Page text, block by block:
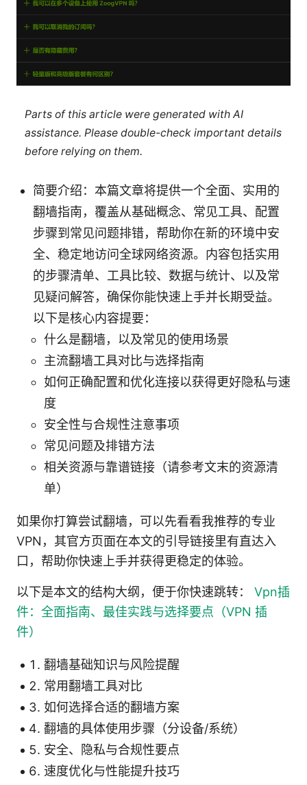
Parts of this article were generated with AI
assistance. Please double-check important details
before relying on them.
简要介绍：本篇文章将提供一个全面、实用的
翻墙指南，覆盖从基础概念、常见工具、配置
步骤到常见问题排错，帮助你在新的环境中安
全、稳定地访问全球网络资源。内容包括实用
的步骤清单、工具比较、数据与统计、以及常
见疑问解答，确保你能快速上手并长期受益。
以下是核心内容提要：
什么是翻墙，以及常见的使用场景
主流翻墙工具对比与选择指南
如何正确配置和优化连接以获得更好隐私与速
度
安全性与合规性注意事项
常见问题及排错方法
相关资源与靠谱链接（请参考文末的资源清
单）
如果你打算尝试翻墙，可以先看看我推荐的专业
VPN，其官方页面在本文的引导链接里有直达入
口，帮助你快速上手并获得更稳定的体验。
以下是本文的结构大纲，便于你快速跳转： Vpn插
件：全面指南、最佳实践与选择要点（VPN 插
件）
翻墙基础知识与风险提醒
常用翻墙工具对比
如何选择合适的翻墙方案
翻墙的具体使用步骤（分设备/系统）
安全、隐私与合规性要点
速度优化与性能提升技巧